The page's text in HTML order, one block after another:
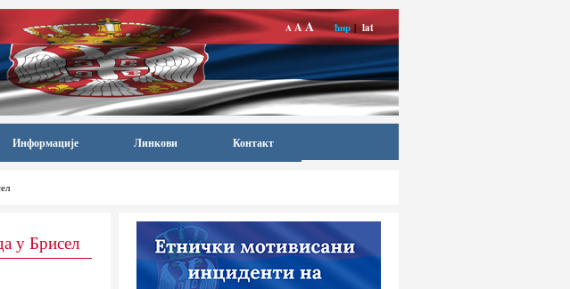
A AA ћир|lat
Информације Линкови Контакт
у Брисел